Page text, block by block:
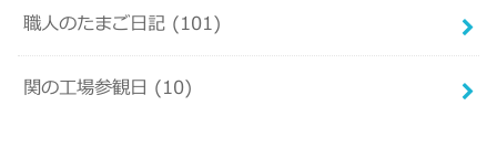
職人のたまご日記 (101)
関の工場参観日 (10)